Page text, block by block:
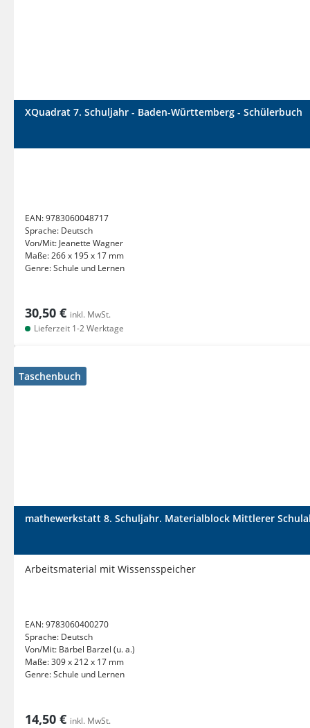
XQuadrat 7. Schuljahr - Baden-Württemberg - Schülerbuch
EAN:9783060048717
Sprache: Deutsch
Von/Mit: Jeanette Wagner
Maße:266 x 195 x 17 mm
Genre:Schule und Lernen
30,50 € inkl. MwSt.
Lieferzeit 1-2 Werktage
Taschenbuch
mathewerkstatt 8. Schuljahr. Materialblock Mittlerer
Arbeitsmaterial mit Wissensspeicher
EAN:9783060400270
Sprache: Deutsch
Von/Mit: Bärbel Barzel (u. a.)
Maße:309 x 212 x 17 mm
Genre:Schule und Lernen
14,50 € inkl. MwSt.